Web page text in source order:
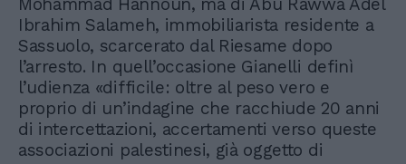
Ibrahim Salameh, immobiliarista residente a
Sassuolo, scarcerato dal Riesame dopo
l’arresto. In quell’occasione Gianelli definì
l’udienza «difficile: oltre al peso vero e
proprio di un’indagine che racchiude 20 anni
di intercettazioni, accertamenti verso queste
associazioni palestinesi, già oggetto di